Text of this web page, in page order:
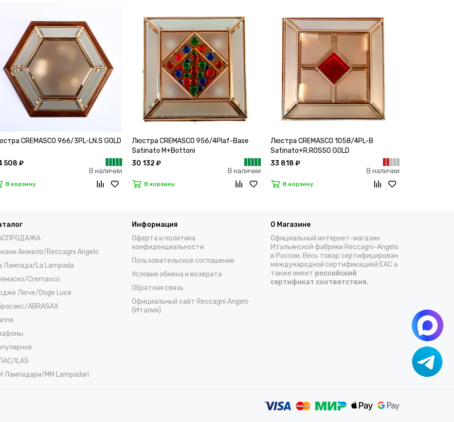
CREMASCO 966/3PL-LN.S GOLD
508 ₽
В наличии
В корзину
Люстра CREMASCO 956/4Plaf-Base
Satinato M+Bottoni
30 132 ₽
В наличии
В корзину
Люстра CREMASCO 1058/4PL-B
Satinato+R.ROSSO GOLD
33 818 ₽
В наличии
В корзину
Анжело/Reccagni Angelo
Лампада/La Lampada
Cremasco
Люче/Doge Luce
ABRASAX
ILAS
Лампадари/MM Lampadari
Информация
Оферта и политика
конфиденциальности
Пользовательское соглашение
Условия обмена и возврата
Обратная связь
Официальный сайт Reccagni Angelo
(Италия)
О Магазине
Официальный интернет-магазин
Итальянской фабрики Reccagni-Angelo
в России. Весь товар сертифицирован
международной сертификацией EAC а
также имеет российский
сертификат соответствия.